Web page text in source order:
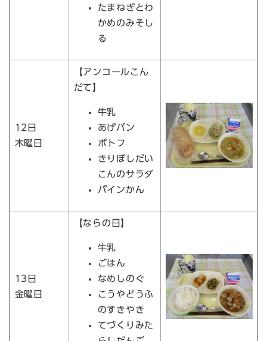
たまねぎとわ
かめのみそし
る
12日
木曜日
【アンコールこん
だて】
牛乳
あげパン
ポトフ
きりぼしだい
こんのサラダ
パインかん
13日
金曜日
【ならの日】
牛乳
ごはん
なめしのぐ
こうやどうふ
のすきやき
てづくりみた